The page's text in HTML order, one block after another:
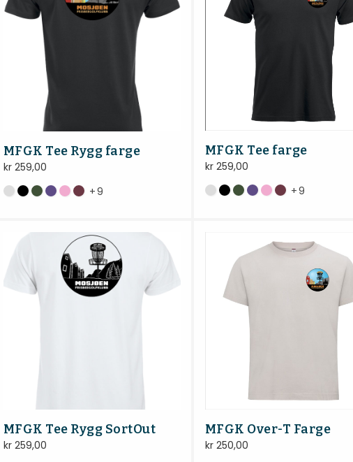
MFGK Tee Rygg farge
kr259,00
+9
MFGK Tee farge
kr259,00
+9
MFGK Tee Rygg SortOut
kr259,00
MFGK Over-T Farge
kr250,00